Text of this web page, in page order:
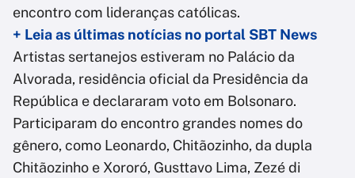
encontro com lideranças católicas.
+ Leia as últimas notícias no portal SBT News
Artistas sertanejos estiveram no Palácio da
Alvorada, residência oficial da Presidência da
República e declararam voto em Bolsonaro.
Participaram do encontro grandes nomes do
gênero, como Leonardo, Chitãozinho, da dupla
Chitãozinho e Xororó, Gusttavo Lima, Zezé di